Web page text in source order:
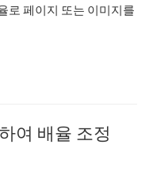
로 페이지 또는 이미지를
여 배율 조정